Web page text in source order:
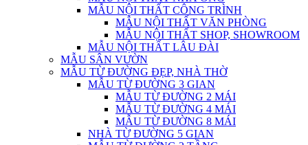
MẪU NỘI THẤT CÔNG TRÌNH
MẪU NỘI THẤT VĂN PHÒNG
MẪU NỘI THẤT SHOP, SHOWROOM
MẪU NỘI THẤT LÂU ĐÀI
MẪU SÂN VƯỜN
MẪU TỪ ĐƯỜNG ĐẸP, NHÀ THỜ
MẪU TỪ ĐƯỜNG 3 GIAN
MẪU TỪ ĐƯỜNG 2 MÁI
MẪU TỪ ĐƯỜNG 4 MÁI
MẪU TỪ ĐƯỜNG 8 MÁI
NHÀ TỪ ĐƯỜNG 5 GIAN